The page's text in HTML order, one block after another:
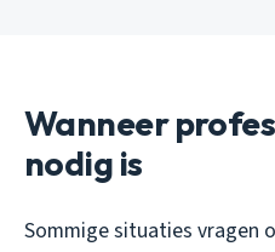
Wanneer
nodig is
Sommige situaties vragen